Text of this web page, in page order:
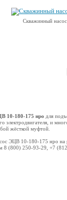
Скважинный
10-180-175 нро для
электродвигателя, и
жёсткой муфтой.
ЭЦВ 10-180-175 нро на
8 (800) 250-93-29, +7